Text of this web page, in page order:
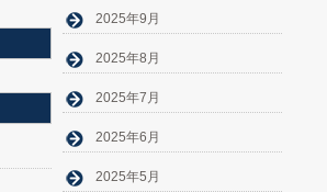
2025年9月
2025年8月
2025年7月
2025年6月
2025年5月